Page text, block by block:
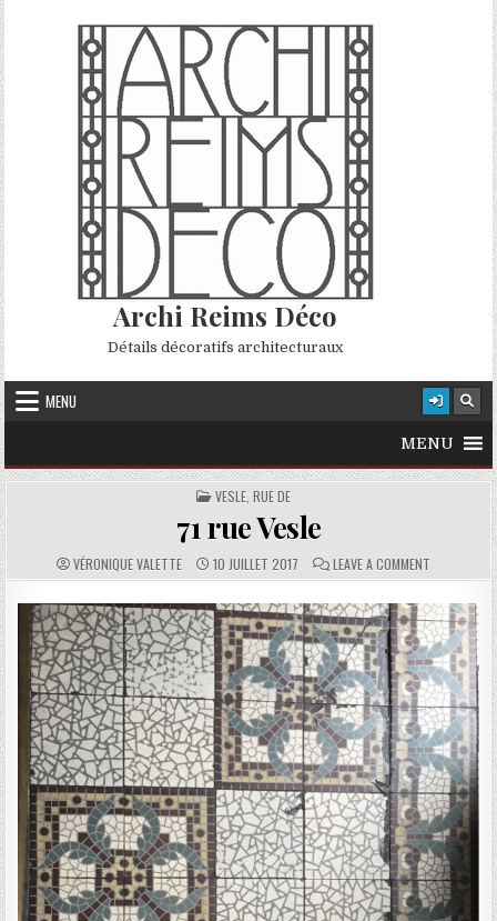
Skip to content
Archi Reims Déco
Détails décoratifs architecturaux
MENU
MENU
POSTED IN
VESLE, RUE DE
71 rue Vesle
AUTHOR:
VÉRONIQUE VALETTE PUBLISHED DATE:
10 JUILLET 2017 COMMENTS:
LEAVE A COMMENTON 71 RUE